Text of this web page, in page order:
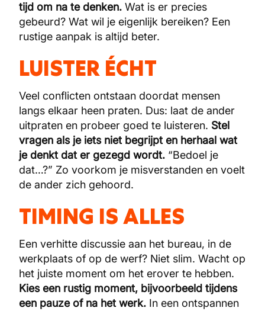
tijd om na te denken. Wat is er precies
gebeurd? Wat wil je eigenlijk bereiken? Een
rustige aanpak is altijd beter.
LUISTER ÉCHT
Veel conflicten ontstaan doordat mensen
langs elkaar heen praten. Dus: laat de ander
uitpraten en probeer goed te luisteren. Stel
vragen als je iets niet begrijpt en herhaal wat
je denkt dat er gezegd wordt. “Bedoel je
dat…?” Zo voorkom je misverstanden en voelt
de ander zich gehoord.
TIMING IS ALLES
Een verhitte discussie aan het bureau, in de
werkplaats of op de werf? Niet slim. Wacht op
het juiste moment om het erover te hebben.
Kies een rustig moment, bijvoorbeeld tijdens
een pauze of na het werk. In een ontspannen